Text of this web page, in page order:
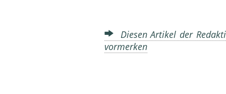
Diesen Artikel der
vormerken